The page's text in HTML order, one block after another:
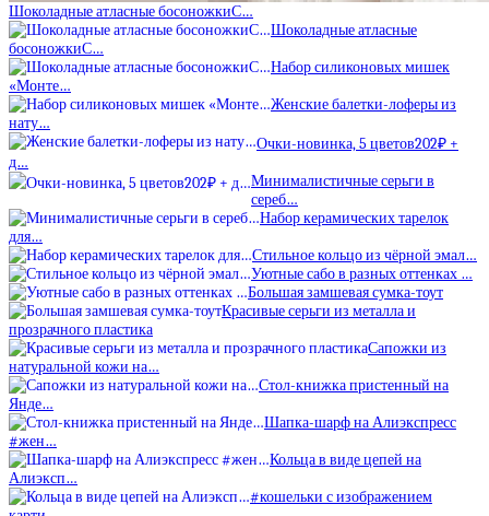
Шоколадные атласные босоножкиС…
Шоколадные атласные
босоножкиС…
Набор силиконовых мишек
«Монте…
Женские балетки-лоферы из
нату…
Очки-новинка, 5 цветов202₽ +
д…
Минималистичные серьги в
сереб…
Набор керамических тарелок
для…
Стильное кольцо из чёрной эмал…
Уютные сабо в разных оттенках …
Большая замшевая сумка-тоут
Красивые серьги из металла и
прозрачного пластика
Сапожки из
натуральной кожи на…
Стол-книжка пристенный на
Янде…
Шапка-шарф на Алиэкспресс
#жен…
Кольца в виде цепей на
Алиэксп…
#кошельки с изображением